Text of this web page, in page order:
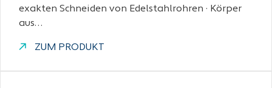
exakten Schneiden von Edelstahlrohren · Körper
aus…
ZUM PRODUKT